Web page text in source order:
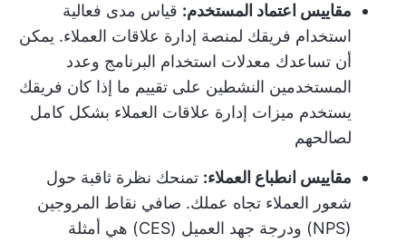
مقاييس اعتماد المستخدم: قياس مدى فعالية
استخدام فريقك لمنصة إدارة علاقات العملاء. يمكن
أن تساعدك معدلات استخدام البرنامج وعدد
المستخدمين النشطين على تقييم ما إذا كان فريقك
يستخدم ميزات إدارة علاقات العملاء بشكل كامل
لصالحهم
مقاييس انطباع العملاء: تمنحك نظرة ثاقبة حول
شعور العملاء تجاه عملك. صافي نقاط المروجين
(NPS) و
درجة جهد العميل (CES)
هي أمثلة